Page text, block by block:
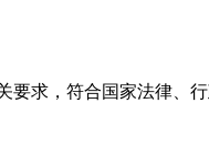
求，符合国家法律、